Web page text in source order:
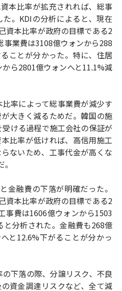
本比率が拡充されれば、総事
。KDIの分析によると、現在
資本比率が政府の目標である2
業費は3108億ウォンから288
ことが分かった。特に、住居
ら2801億ウォンへと11.1%減
率によって総事業費が減少す
大きく減るためだ。韓国の施
ける過程で施工会社の保証が
比率が低ければ、高信用施工
ないため、工事代金が高くな
金融費の下落が明確だった。
資本比率が政府の目標である2
事費は1606億ウォンから1503
と分析された。金融費も268億
と12.6%下がることが分かっ
下落の際、分譲リスク、不良
資金調達リスクなど、全て減